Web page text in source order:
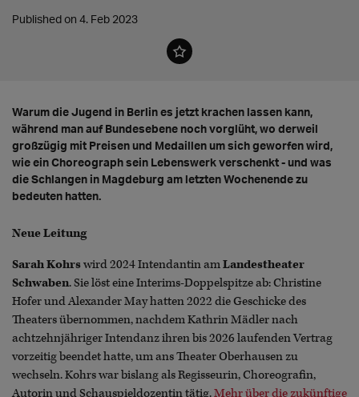
Published on 4. Feb 2023
Warum die Jugend in Berlin es jetzt krachen lassen kann,
während man auf Bundesebene noch vorglüht, wo derweil
großzügig mit Preisen und Medaillen um sich geworfen wird,
wie ein Choreograph sein Lebenswerk verschenkt - und was
die Schlangen in Magdeburg am letzten Wochenende zu
bedeuten hatten.
Neue Leitung
Sarah Kohrswird 2024 Intendantin amLandestheater
Schwaben. Sie löst eine Interims-Doppelspitze ab: Christine
Hofer und Alexander May hatten 2022 die Geschicke des
Theaters übernommen, nachdem Kathrin Mädler nach
achtzehnjähriger Intendanz ihren bis 2026 laufenden Vertrag
vorzeitig beendet hatte, um ans Theater Oberhausen zu
wechseln. Kohrs war bislang als Regisseurin, Choreografin,
Autorin und Schauspieldozentin tätig.Mehr über die zukünftige